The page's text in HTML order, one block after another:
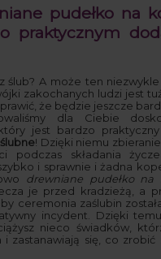
pudełko na
praktycznym
ślub? A może ten
zakochanych ludzi jest
że będzie jeszcze
dla Ciebie
jest bardzo
! Dzięki niemu
podczas składania
i sprawnie i żadna
drewniane pudełko na
je przed kradzieżą, a
ceremonia zaślubin
incydent. Dzięki
nieco świadków,
i zastanawiają się, co